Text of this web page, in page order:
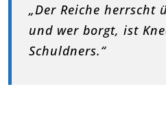
„Der Reiche herrscht
und wer borgt, ist
Schuldners.“